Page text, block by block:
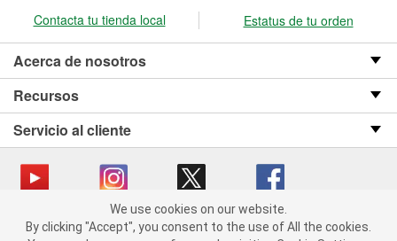
We use cookies on our website. By clicking "Accept", you consent
to the use of All the cookies.
Contacta tu tienda local Estatus de tu orden
Acerca de nosotros
Recursos
Servicio al cliente
Copyright © 2008-2026 O’Reilly Auto Parts v OST_3.2.0.0.729 (3) cv1361
We use cookies on our website.
By clicking "Accept", you consent to the use of All the cookies.